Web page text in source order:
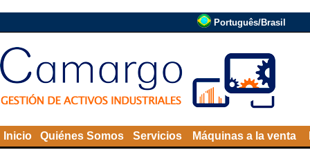
Português/Brasil
Inicio Quiénes Somos Servicios Máquinas a la venta